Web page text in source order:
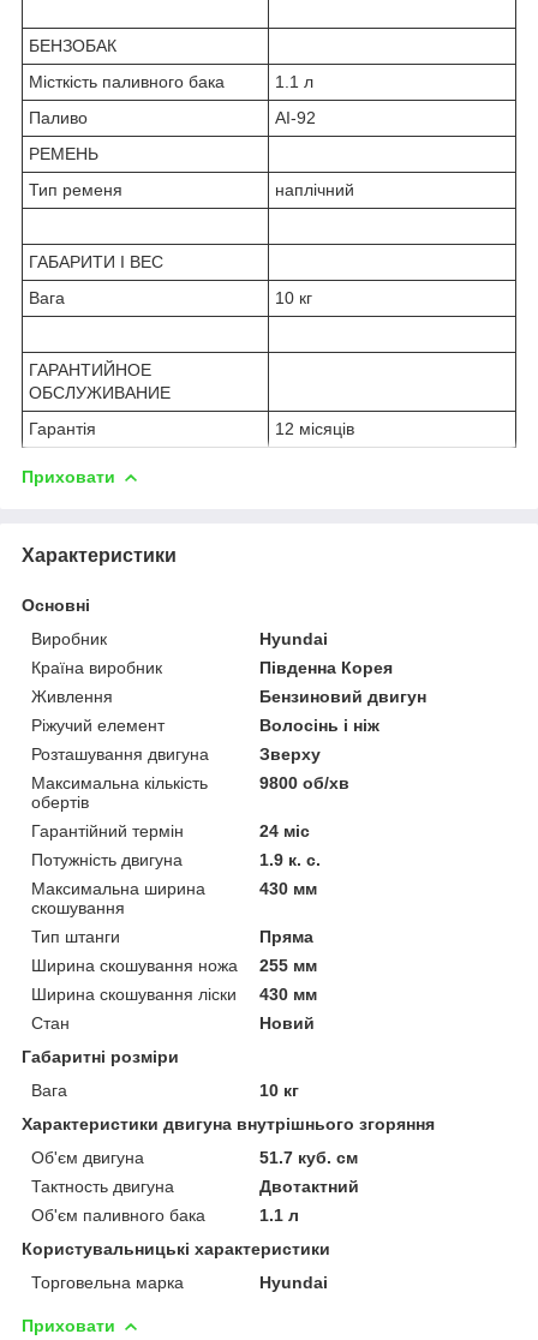
БЕНЗОБАК
Місткість паливного бака
1.1 л
Паливо
АІ-92
РЕМЕНЬ
Тип ременя
наплічний
ГАБАРИТИ І ВЕС
Вага
10 кг
ГАРАНТИЙНОЕ
ОБСЛУЖИВАНИЕ
Гарантія
12 місяців
Приховати
Характеристики
Основні
Виробник
Hyundai
Країна виробник
Південна Корея
Живлення
Бензиновий двигун
Ріжучий елемент
Волосінь і ніж
Розташування двигуна
Зверху
Максимальна кількість
обертів
9800 об/хв
Гарантійний термін
24 міс
Потужність двигуна
1.9 к. с.
Максимальна ширина
скошування
430 мм
Тип штанги
Пряма
Ширина скошування ножа
255 мм
Ширина скошування ліски
430 мм
Стан
Новий
Габаритні розміри
Вага
10 кг
Характеристики двигуна внутрішнього згоряння
Об'єм двигуна
51.7 куб. см
Тактность двигуна
Двотактний
Об'єм паливного бака
1.1 л
Користувальницькі характеристики
Торговельна марка
Hyundai
Приховати